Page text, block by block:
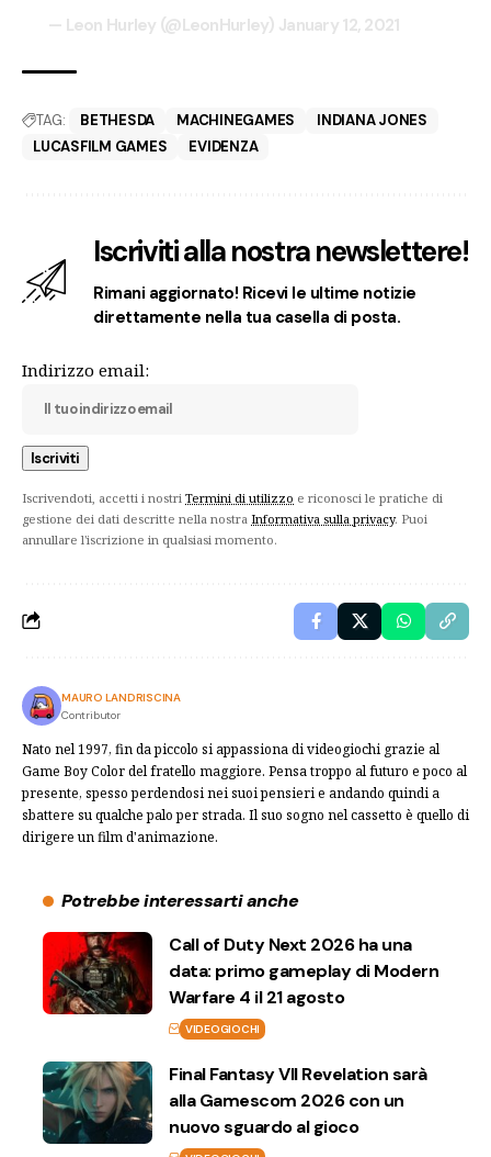
— Leon Hurley (@LeonHurley) January 12, 2021
TAG: BETHESDA MACHINEGAMES
INDIANA JONES
LUCASFILM GAMES
EVIDENZA
Iscriviti alla nostra newslettere!
Rimani aggiornato! Ricevi le ultime notizie
direttamente nella tua casella di posta.
Indirizzo email:
Iscrivendoti, accetti i nostri Termini di utilizzo e riconosci le pratiche di
gestione dei dati descritte nella nostra Informativa sulla privacy. Puoi
annullare l'iscrizione in qualsiasi momento.
MAURO LANDRISCINA
Contributor
Nato nel 1997, fin da piccolo si appassiona di videogiochi grazie al
Game Boy Color del fratello maggiore. Pensa troppo al futuro e poco al
presente, spesso perdendosi nei suoi pensieri e andando quindi a
sbattere su qualche palo per strada. Il suo sogno nel cassetto è quello di
dirigere un film d'animazione.
Potrebbe interessarti anche
Call of Duty Next 2026 ha una
data: primo gameplay di Modern
Warfare 4 il 21 agosto
VIDEOGIOCHI
Final Fantasy VII Revelation sarà
alla Gamescom 2026 con un
nuovo sguardo al gioco